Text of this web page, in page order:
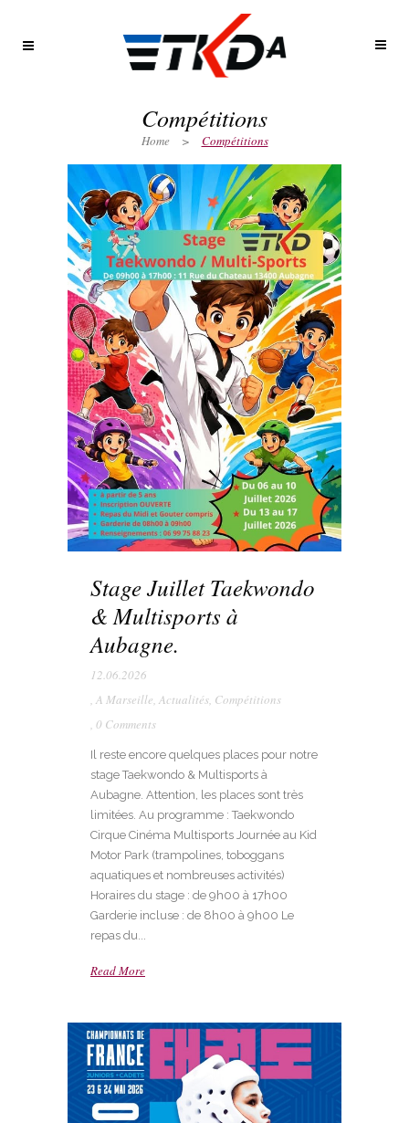
Compétitions
Home > Compétitions
Stage Juillet Taekwondo
& Multisports à
Aubagne.
12.06.2026
, A Marseille, Actualités, Compétitions
, 0 Comments
Il reste encore quelques places pour notre
stage Taekwondo & Multisports à
Aubagne. Attention, les places sont très
limitées. Au programme : Taekwondo
Cirque Cinéma Multisports Journée au Kid
Motor Park (trampolines, toboggans
aquatiques et nombreuses activités)
Horaires du stage : de 9h00 à 17h00
Garderie incluse : de 8h00 à 9h00 Le
repas du...
Read More